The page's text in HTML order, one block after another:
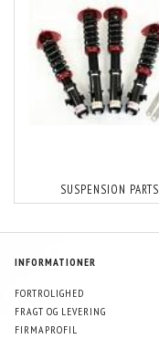
SUSPENSION PARTS
INFORMATIONER
FORTROLIGHED
FRAGT OG LEVERING
FIRMAPROFIL